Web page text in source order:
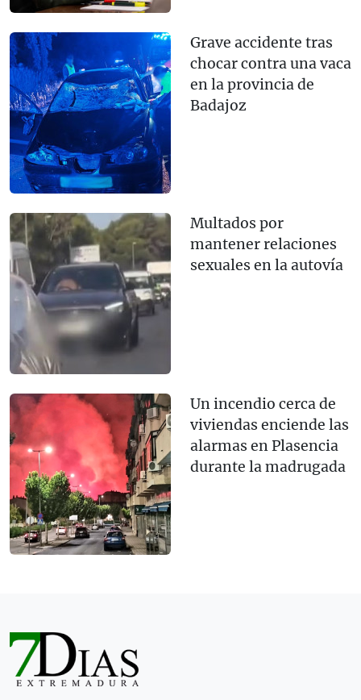
Grave accidente tras
chocar contra una vaca
en la provincia de
Badajoz
Multados por
mantener relaciones
sexuales en la autovía
Un incendio cerca de
viviendas enciende las
alarmas en Plasencia
durante la madrugada